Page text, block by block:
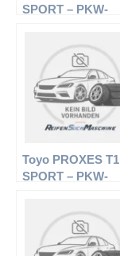
SPORT – PKW-
Toyo PROXES T1
SPORT – PKW-